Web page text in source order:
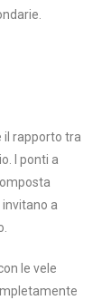
il rapporto tra
I ponti a
a
le vele